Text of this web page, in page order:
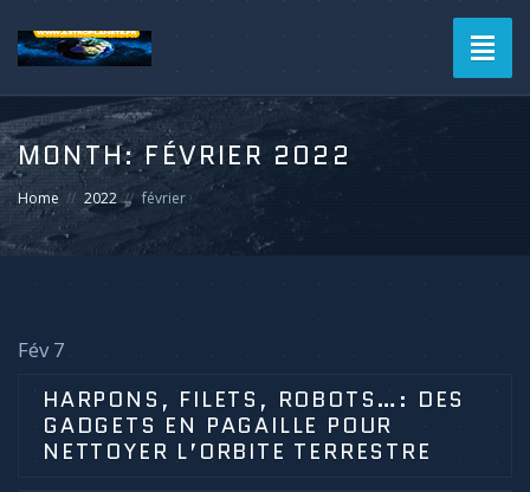
MONTH:FÉVRIER 2022
Home 2022 février
Fév 7
HARPONS, FILETS, ROBOTS…: DES
GADGETS EN PAGAILLE POUR
NETTOYER L’ORBITE TERRESTRE